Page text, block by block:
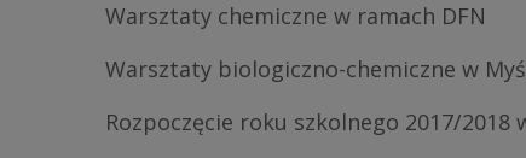
Warsztaty chemiczne w ramach DFN
Warsztaty biologiczno-chemiczne w
Rozpoczęcie roku szkolnego 2017/2018
Sukcesy Parnasistów w
egzaminie ósmoklasisty
Panny